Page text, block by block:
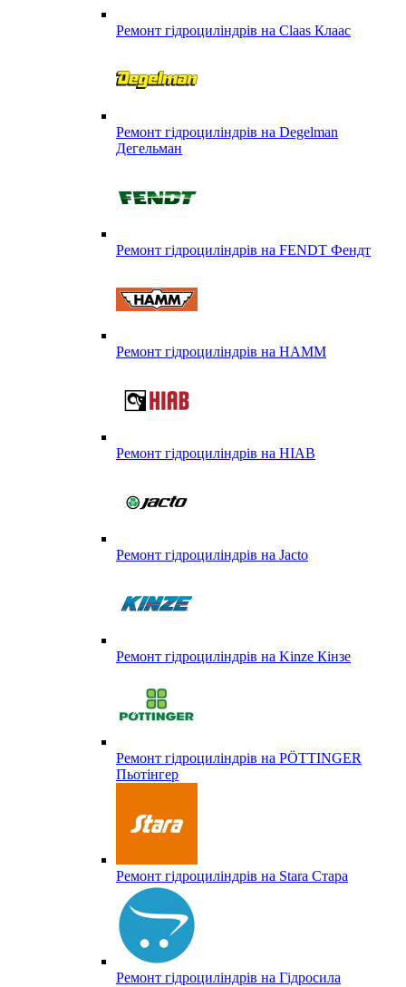
Ремонт гідроциліндрів на Claas Клаас
Ремонт гідроциліндрів на Degelman
Дегельман
Ремонт гідроциліндрів на FENDT Фендт
Ремонт гідроциліндрів на HAMM
Ремонт гідроциліндрів на HIAB
Ремонт гідроциліндрів на Jacto
Ремонт гідроциліндрів на Kinze Кінзе
Ремонт гідроциліндрів на PÖTTINGER
Пьотінгер
Ремонт гідроциліндрів на Stara Стара
Ремонт гідроциліндрів на Гідросила